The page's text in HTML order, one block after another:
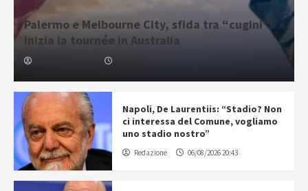
Palermo e Melbourne City, sfida tra “cugini”:
inizia la tournée in Australia
Napoli, De Laurentiis: “Stadio? Non
ci interessa del Comune, vogliamo
uno stadio nostro”
Redazione 06/08/2026 20:43